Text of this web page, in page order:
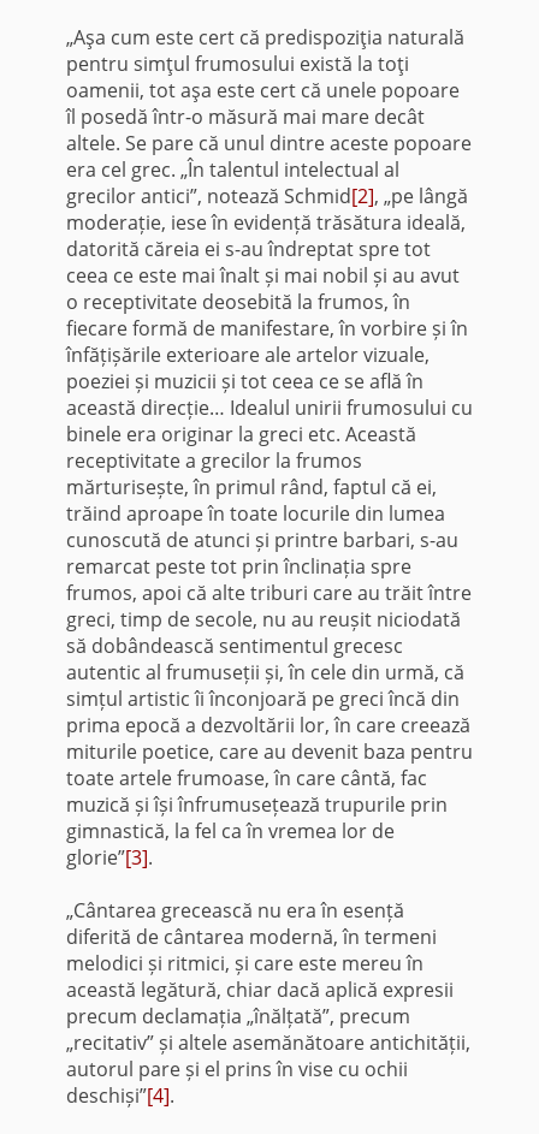
„Aşa cum este cert că predispoziţia naturală
pentru simţul frumosului există la toţi
oamenii, tot aşa este cert că unele popoare
îl posedă într-o măsură mai mare decât
altele. Se pare că unul dintre aceste popoare
era cel grec. „În talentul intelectual al
grecilor antici”, notează Schmid[2], „pe lângă
moderație, iese în evidență trăsătura ideală,
datorită căreia ei s-au îndreptat spre tot
ceea ce este mai înalt și mai nobil și au avut
o receptivitate deosebită la frumos, în
fiecare formă de manifestare, în vorbire și în
înfățișările exterioare ale artelor vizuale,
poeziei și muzicii și tot ceea ce se află în
această direcție… Idealul unirii frumosului cu
binele era originar la greci etc. Această
receptivitate a grecilor la frumos
mărturisește, în primul rând, faptul că ei,
trăind aproape în toate locurile din lumea
cunoscută de atunci și printre barbari, s-au
remarcat peste tot prin înclinația spre
frumos, apoi că alte triburi care au trăit între
greci, timp de secole, nu au reușit niciodată
să dobândească sentimentul grecesc
autentic al frumuseții și, în cele din urmă, că
simțul artistic îi înconjoară pe greci încă din
prima epocă a dezvoltării lor, în care creează
miturile poetice, care au devenit baza pentru
toate artele frumoase, în care cântă, fac
muzică și își înfrumusețează trupurile prin
gimnastică, la fel ca în vremea lor de
glorie”[3].
„Cântarea grecească nu era în esență
diferită de cântarea modernă, în termeni
melodici și ritmici, și care este mereu în
această legătură, chiar dacă aplică expresii
precum declamația „înălțată”, precum
„recitativ” și altele asemănătoare antichității,
autorul pare și el prins în vise cu ochii
deschiși”[4].